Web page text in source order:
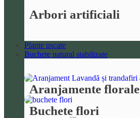
Arbori artificiali
Plante uscate
Buchete natural stabilizate
Aranjamente florale
Buchete flori